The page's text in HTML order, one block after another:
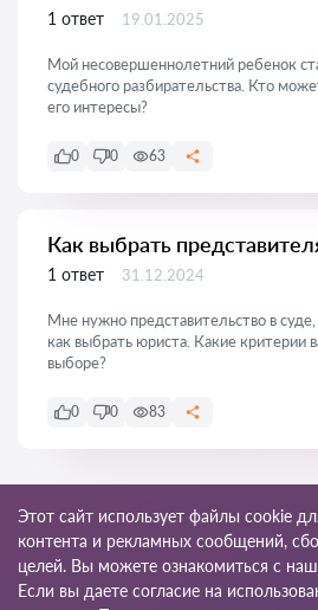
1 ответ 19.01.2025
Мой несовершеннолетний ребенок
судебного разбирательства. Кто
его интересы?
0 0 63
Как выбрать
1 ответ 31.12.2024
Мне нужно представительство в суде,
как выбрать юриста. Какие критерии
выборе?
0 0 83
Этот сайт использует файлы cookie
контента и рекламных сообщений,
целей. Вы можете ознакомиться с
Если вы даете согласие на